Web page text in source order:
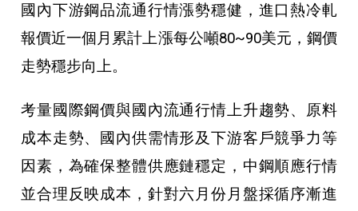
國內下游鋼品流通行情漲勢穩健，進口熱冷軋
報價近一個月累計上漲每公噸80~90美元，鋼價
走勢穩步向上。
考量國際鋼價與國內流通行情上升趨勢、原料
成本走勢、國內供需情形及下游客戶競爭力等
因素，為確保整體供應鏈穩定，中鋼順應行情
並合理反映成本，針對六月份月盤採循序漸進